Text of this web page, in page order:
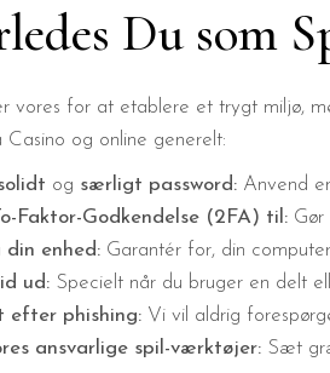
Du som
vores for at etablere et trygt miljø,
Casino og online generelt:
og særligt password: Anvend
Faktor-Godkendelse (2FA) til:
din enhed: Garantér for, din
ud: Specielt når du bruger en delt
efter phishing: Vi vil aldrig
ansvarlige spil-værktøjer: Sæt